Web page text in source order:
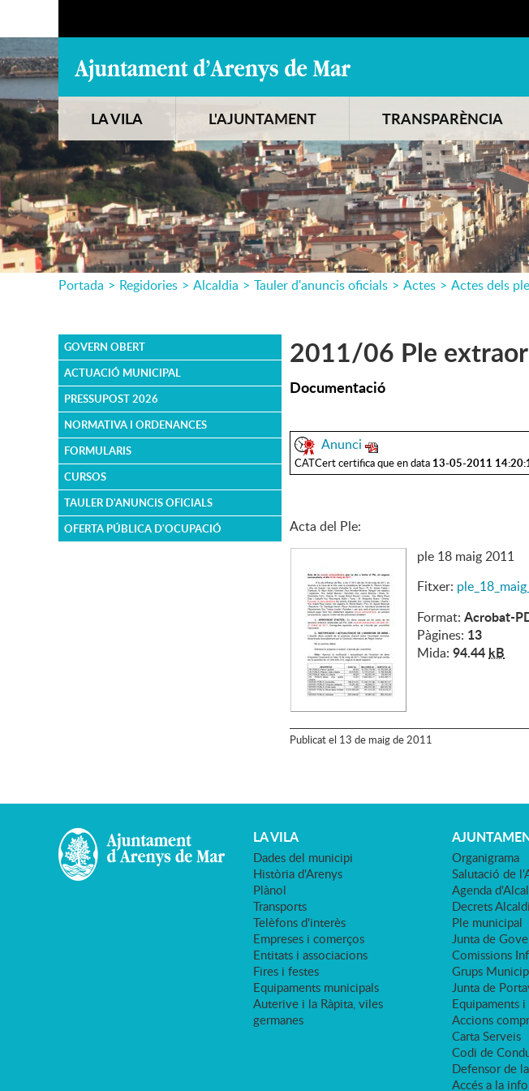
LA VILA L'AJUNTAMENT TRANSPARÈNCIA
Portada > Regidories > Alcaldia > Tauler d'anuncis oficials > Actes > Actes dels
GOVERN OBERT
ACTUACIÓ MUNICIPAL
PRESSUPOST 2026
NORMATIVA I ORDENANCES
FORMULARIS
CURSOS
TAULER D'ANUNCIS OFICIALS
OFERTA PÚBLICA D'OCUPACIÓ
2011/06 Ple
Documentació
Anunci
CATCert certifica que en data 13-05-2011
Acta del Ple:
ple 18 maig 2011
Fitxer:
Format: Acrobat-
Pàgines: 13
Mida: 94.44 kB
Publicatel 13 de maigde 2011
LA VILA
Dades del municipi
Història d'Arenys
Plànol
Transports
Telèfons d'interès
Empreses i comerços
Entitats i associacions
Fires i festes
Equipaments municipals
Auterive i la Ràpita, viles
germanes
Organigrama
Salutació de
Agenda
Decrets
Ple municipal
Junta de
Comissions
Grups
Junta de
Equipaments
Accions
Carta Serveis
Codi de
Defensor de
Accés a la